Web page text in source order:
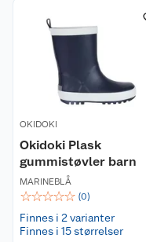
OKIDOKI
Okidoki Plask
gummistøvler barn
MARINEBLÅ
☆☆☆☆☆ (0)
Finnes i 2 varianter
Finnes i 15 størrelser